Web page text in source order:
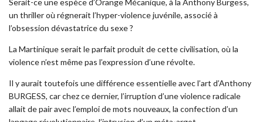
Serait-ce une espèce d’Orange Mécanique, à la Anthony Burgess,
un thriller où régnerait l’hyper-violence juvénile, associé à
l’obsession dévastatrice du sexe ?
La Martinique serait le parfait produit de cette civilisation, où la
violence n’est même pas l’expression d’une révolte.
Il y aurait toutefois une différence essentielle avec l’art d’Anthony
BURGESS, car chez ce dernier, l’irruption d’une violence radicale
allait de pair avec l’emploi de mots nouveaux, la confection d’un